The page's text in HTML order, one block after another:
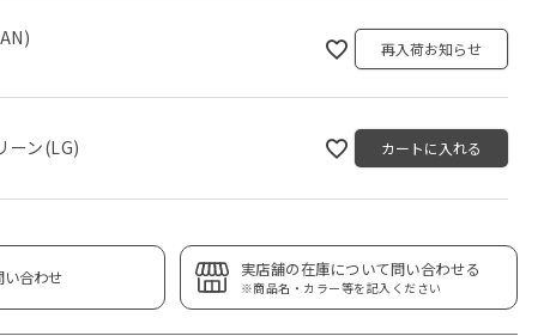
再入荷お知らせ
ーン(LG) カートに入れる
い合わせ 実店舗の在庫について問い合わせる
※商品名・カラー等を記入ください